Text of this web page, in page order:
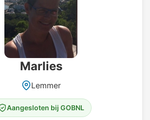
Marlies
Lemmer
Aangesloten bij GOBNL